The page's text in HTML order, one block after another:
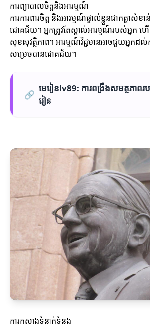
ការព្យាបាលចិត្តនិងអារម្មណ៍
ការការពារចិត្ត និងអារម្មណ៍ផ្ទាល់ខ្លួនជាកត្តាសំ
ជោគជ័យ។ អ្នកត្រូវតែស្គាល់អារម្មណ៍របស់អ្នក ហើ
សុខសុវត្ថិភាព។ អារម្មណ៍វិជ្ជមានអាចជួយអ្នកដល់ក
សម្រេចបានជោគជ័យ។
🔗
មេរៀនlv89: ការពង្រឹងសមត្ថភាពរ
រៀន
ការកសាងទំនាក់ទំនង